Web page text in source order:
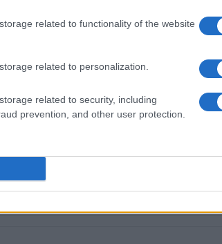
related to functionality of the website
related to personalization.
related to security, including
prevention, and other user protection.